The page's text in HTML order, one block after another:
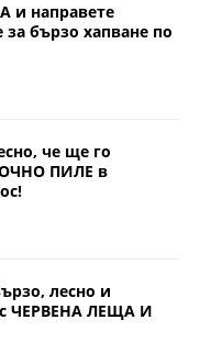
и направете
бързо хапване по
че ще го
ПИЛЕ в
лесно и
с ЧЕРВЕНА ЛЕЩА И